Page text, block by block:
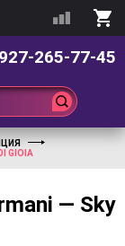
265-77-45
GIOIA
— Sky